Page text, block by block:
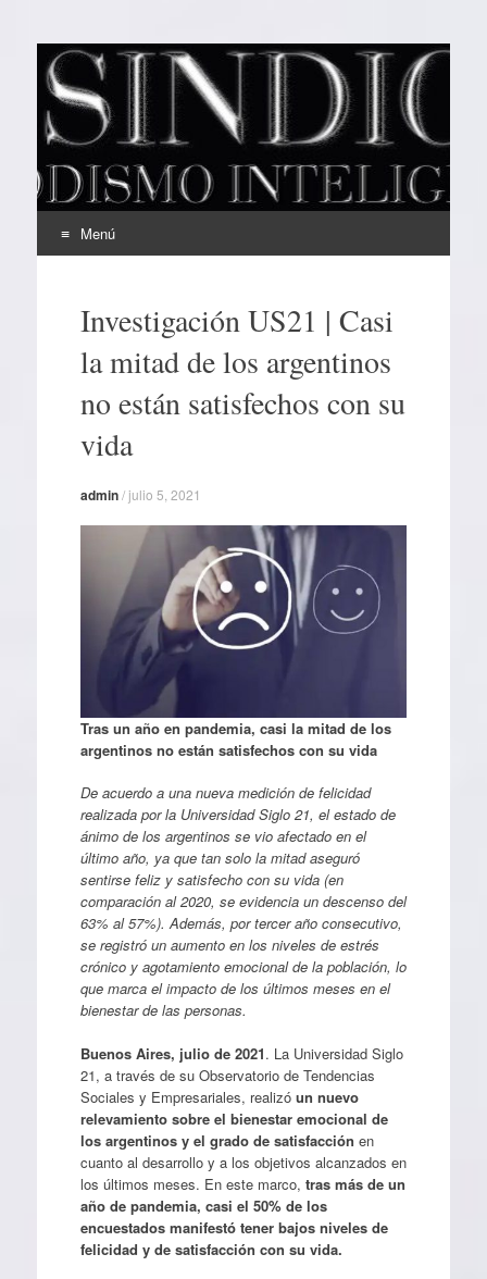
EL SINDICAL
Periodismo Inteligente
Menú
contenidoInvestigación US21 | Casi
la mitad de los argentinos
no están satisfechos con su
vida
admin/julio 5, 2021
Tras un año en pandemia, casi la mitad de los
argentinos no están satisfechos con su vida
De acuerdo a una nueva medición de felicidad
realizada por la Universidad Siglo 21, el estado de
ánimo de los argentinos se vio afectado en el
último año, ya que tan solo la mitad aseguró
sentirse feliz y satisfecho con su vida (en
comparación al 2020, se evidencia un descenso del
63% al 57%). Además, por tercer año consecutivo,
se registró un aumento en los niveles de estrés
crónico y agotamiento emocional de la población, lo
que marca el impacto de los últimos meses en el
bienestar de las personas.
BuenosAires, julio de 2021. La Universidad Siglo
21, a través de su Observatorio de Tendencias
Sociales y Empresariales, realizó un nuevo
relevamiento sobre el bienestar emocional de
los argentinos y el grado de satisfacción en
cuanto al desarrollo y a los objetivos alcanzados en
los últimos meses. En este marco, tras más de un
año de pandemia, casi el 50% de los
encuestados manifestó tener bajos niveles de
felicidad y de satisfacción con su vida.